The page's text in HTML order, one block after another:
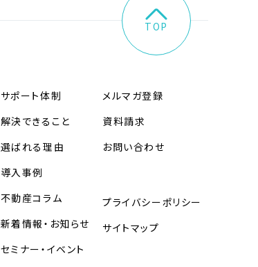
サポート体制
解決できること
選ばれる理由
導入事例
不動産コラム
新着情報・お知らせ
セミナー・イベント
メルマガ登録
資料請求
お問い合わせ
プライバシーポリシー
サイトマップ
TOP